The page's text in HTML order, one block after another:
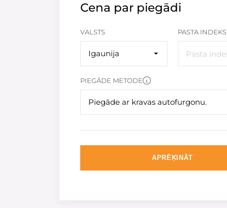
Cena par piegādi
VALSTS
Igaunija
PASTA INDEKS
PIEGĀDE METODE
Piegāde ar kravas autofurgonu.
APRĒĶINĀT